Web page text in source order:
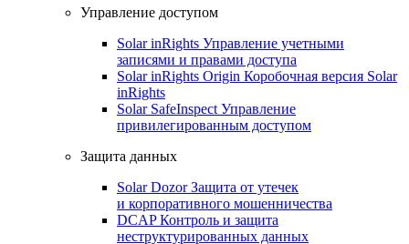
Управление доступом
Solar inRights Управление учетными
записями и правами доступа
Solar inRights Origin Коробочная версия Solar
inRights
Solar SafeInspect Управление
привилегированным доступом
Защита данных
Solar DozorЗащита от утечек
и корпоративного мошенничества
DCAPКонтроль и защита
неструктурированных данных